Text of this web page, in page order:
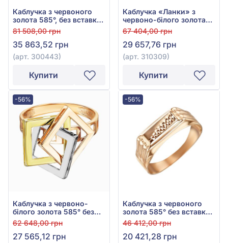
Каблучка з червоного
золота 585°, без вставки,
арт. 300443
81 508,00 грн
35 863,52 грн
(арт. 300443)
Купити
Каблучка «Ланки» з
червоно-білого золота
585° без вставки, арт.
310309
67 404,00 грн
29 657,76 грн
(арт. 310309)
Купити
-56%
Каблучка з червоно-
білого золота 585° без
вставки, арт. 110951
62 648,00 грн
27 565,12 грн
-56%
Каблучка з червоного
золота 585° без вставки,
арт. 391085
46 412,00 грн
20 421,28 грн